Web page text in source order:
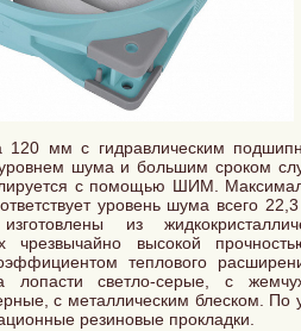
120 мм с гидравлическим
уровнем шума и большим сроком
с помощью ШИМ.
уровень шума всего
из
чрезвычайно высокой
теплового
лопасти светло-серые, с
с металлическим блеском. По
резиновые прокладки.